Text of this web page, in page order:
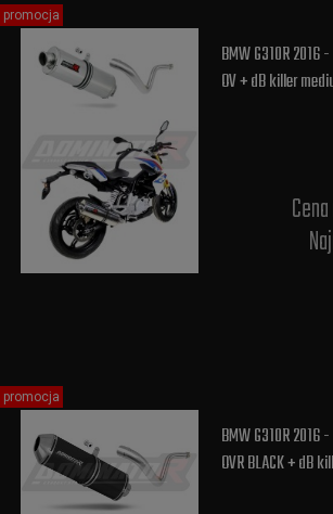
BMW G310R 2016
OV + dB killer
promocja
BMW G310R
OVR BLACK + dB
promocja